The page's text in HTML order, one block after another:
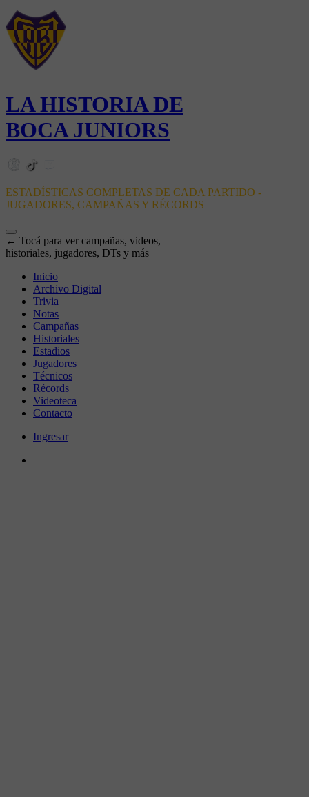
LA HISTORIA DE
BOCA JUNIORS
ESTADÍSTICAS COMPLETAS DE CADA PARTIDO -
JUGADORES, CAMPAÑAS Y RÉCORDS
← Tocá para ver campañas, videos,
historiales, jugadores, DTs y más
Inicio
Archivo Digital
Trivia
Notas
Campañas
Historiales
Estadios
Jugadores
Técnicos
Récords
Videoteca
Contacto
Ingresar